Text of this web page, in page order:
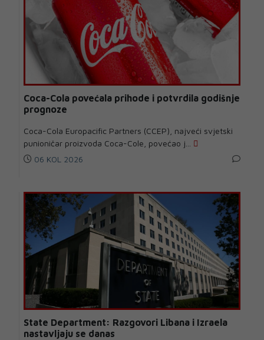
Coca-Cola povećala prihode i potvrdila godišnje
prognoze
Coca-Cola Europacific Partners (CCEP), najveći svjetski
punioničar proizvoda Coca-Cole, povećao j...
06 KOL 2026
State Department: Razgovori Libana i Izraela
nastavljaju se danas